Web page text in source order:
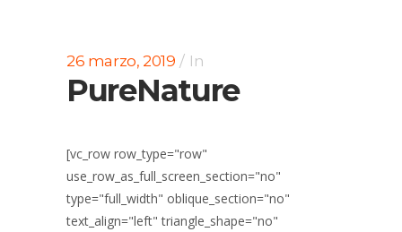
26 marzo, 2019 In
PureNature
[vc_row row_type="row"
use_row_as_full_screen_section="no"
type="full_width" oblique_section="no"
text_align="left" triangle_shape="no"